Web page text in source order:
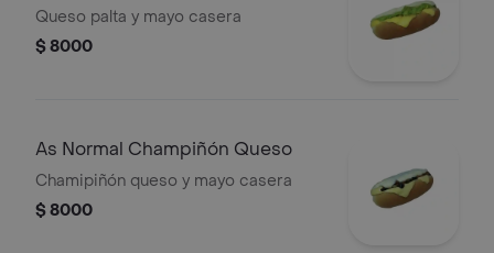
Queso palta y mayo casera
$ 8000
As Normal Champiñón Queso
Chamipiñón queso y mayo casera
$ 8000